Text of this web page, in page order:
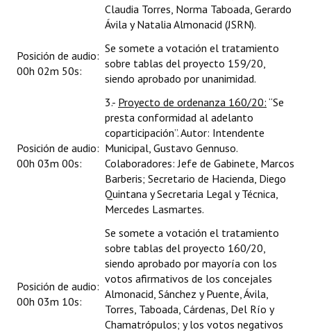
Claudia Torres, Norma Taboada, Gerardo
Ávila y Natalia Almonacid (JSRN).
Posición de audio:
00h 02m 50s:
Se somete a votación el tratamiento
sobre tablas del proyecto 159/20,
siendo aprobado por unanimidad.
Posición de audio:
00h 03m 00s:
3.- Proyecto de ordenanza 160/20: “Se
presta conformidad al adelanto
coparticipación”. Autor: Intendente
Municipal, Gustavo Gennuso.
Colaboradores: Jefe de Gabinete, Marcos
Barberis; Secretario de Hacienda, Diego
Quintana y Secretaria Legal y Técnica,
Mercedes Lasmartes.
Posición de audio:
00h 03m 10s:
Se somete a votación el tratamiento
sobre tablas del proyecto 160/20,
siendo aprobado por mayoría con los
votos afirmativos de los concejales
Almonacid, Sánchez y Puente, Ávila,
Torres, Taboada, Cárdenas, Del Río y
Chamatrópulos; y los votos negativos